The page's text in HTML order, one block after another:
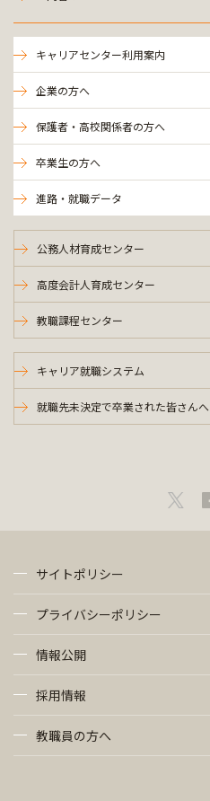
キャリアセンター利用案内
企業の方へ
保護者・高校関係者の方へ
卒業生の方へ
進路・就職データ
公務人材育成センター
高度会計人育成センター
教職課程センター
キャリア就職システム
就職先未決定で卒業された皆さんへ
サイトポリシー
プライバシーポリシー
情報公開
採用情報
教職員の方へ